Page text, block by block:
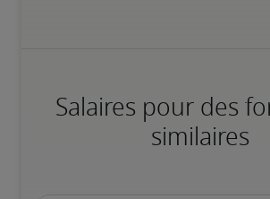
Salaires pour des
similaires